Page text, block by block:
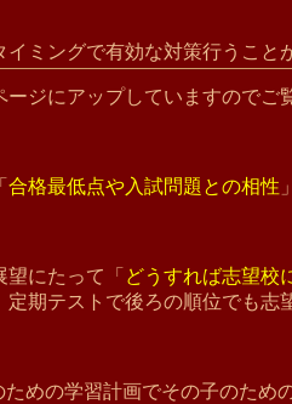
ミングで有効な対策行うこと
ジにアップしていますのでご
合格最低点や入試問題との相性
にたって「 どうすれば志望校
期テストで後ろの順位でも志
めの学習計画でその子のた